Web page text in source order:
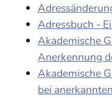
Adressbuch -
Akademische
Anerkennung
Akademische
bei